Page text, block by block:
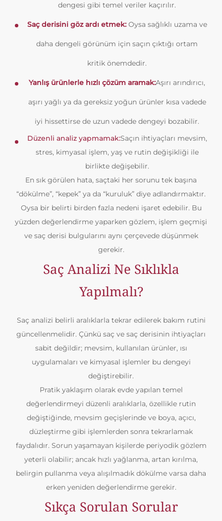
dengesi gibi temel veriler kaçırılır.
Saç derisini göz ardı etmek:Oysa sağlıklı uzama ve
daha dengeli görünüm için saçın çıktığı ortam
kritik önemdedir.
Yanlış ürünlerle hızlı çözüm aramak:Aşırı arındırıcı,
aşırı yağlı ya da gereksiz yoğun ürünler kısa vadede
iyi hissettirse de uzun vadede dengeyi bozabilir.
Düzenli analiz yapmamak:Saçın ihtiyaçları mevsim,
stres, kimyasal işlem, yaş ve rutin değişikliği ile
birlikte değişebilir.
En sık görülen hata, saçtaki her sorunu tek başına
“dökülme”, “kepek” ya da “kuruluk” diye adlandırmaktır.
Oysa bir belirti birden fazla nedeni işaret edebilir. Bu
yüzden değerlendirme yaparken gözlem, işlem geçmişi
ve saç derisi bulgularını aynı çerçevede düşünmek
gerekir.
Saç Analizi Ne Sıklıkla
Yapılmalı?
Saç analizi belirli aralıklarla tekrar edilerek bakım rutini
güncellenmelidir. Çünkü saç ve saç derisinin ihtiyaçları
sabit değildir; mevsim, kullanılan ürünler, ısı
uygulamaları ve kimyasal işlemler bu dengeyi
değiştirebilir.
Pratik yaklaşım olarak evde yapılan temel
değerlendirmeyi düzenli aralıklarla, özellikle rutin
değiştiğinde, mevsim geçişlerinde ve boya, açıcı,
düzleştirme gibi işlemlerden sonra tekrarlamak
faydalıdır. Sorun yaşamayan kişilerde periyodik gözlem
yeterli olabilir; ancak hızlı yağlanma, artan kırılma,
belirgin pullanma veya alışılmadık dökülme varsa daha
erken yeniden değerlendirme gerekir.
Sıkça Sorulan Sorular